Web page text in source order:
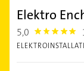
Elektro
5,0 5.0